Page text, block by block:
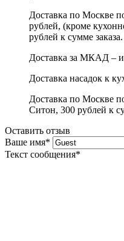
Доставка по Москве
рублей, (кроме
рублей к сумме заказа.
Доставка за МКАД –
Доставка насадок к
Доставка по Москве
Ситон, 300 рублей к
Оставить отзыв
Ваше имя*
Текст сообщения*